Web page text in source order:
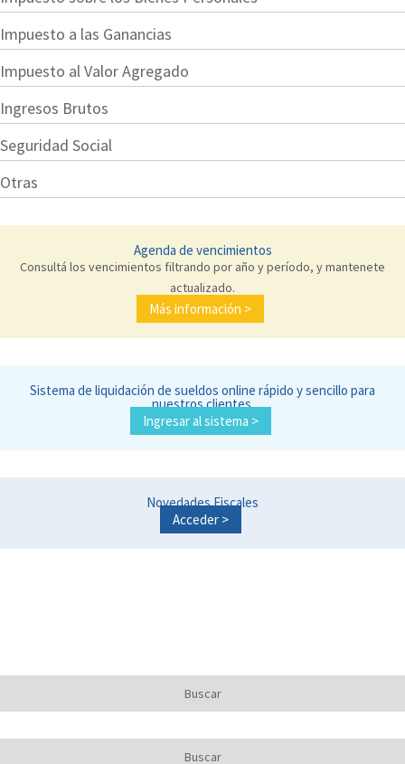
Impuesto a las Ganancias
Impuesto al Valor Agregado
Ingresos Brutos
Seguridad Social
Otras
Agenda de vencimientos
Consultá los vencimientos filtrando por año y período, y mantenete
actualizado.
Más información >
Sistema de liquidación de sueldos online rápido y sencillo para
nuestros clientes.
Ingresar al sistema >
Novedades Fiscales
Acceder >